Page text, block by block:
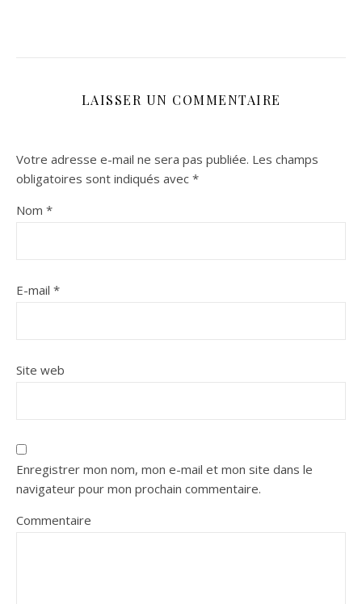
LAISSER UN COMMENTAIRE
Votre adresse e-mail ne sera pas publiée. Les champs
obligatoires sont indiqués avec *
Nom *
E-mail *
Site web
Enregistrer mon nom, mon e-mail et mon site dans le
navigateur pour mon prochain commentaire.
Commentaire